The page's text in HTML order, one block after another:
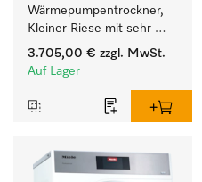
Wärmepumpentrockner,
Kleiner Riese mit sehr
geringem
Energieverbrauch und
Füllgewicht 8 kg.
3.705,00 € zzgl. MwSt.
Auf Lager